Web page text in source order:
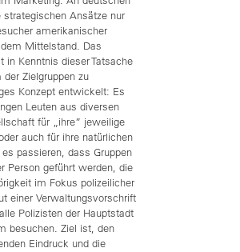
Ansätze nur
amerikanischer
Mittelstand. Das
in Kenntnis dieser Tatsache
Zielgruppen zu
Konzept entwickelt: Es
Leuten aus diversen
für „ihre” jeweilige
auch für ihre natürlichen
passieren, dass Gruppen
Person geführt werden, die
im Fokus polizeilicher
einer Verwaltungsvorschrift
Polizisten der Hauptstadt
besuchen. Ziel ist, den
Eindruck und die